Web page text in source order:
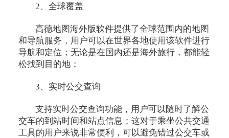
2、全球覆盖
高德地图海外版软件提供了全球范围内的地图
和导航服务，用户可以在世界各地使用该软件进行
导航和定位；无论是在国内还是海外旅行，都能轻
松找到目的地；
3、实时公交查询
支持实时公交查询功能，用户可以随时了解公
交车的到站时间和站点信息；这对于乘坐公共交通
工具的用户来说非常便利，可以避免错过公交车或